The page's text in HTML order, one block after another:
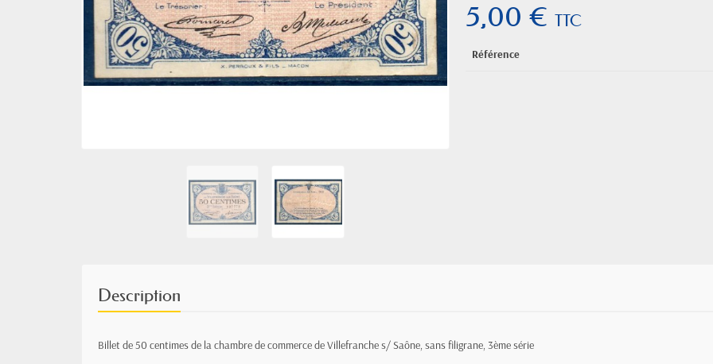
5,00 €TTC
Référence
Description
Billet de 50 centimes de la chambre de commerce de Villefranche s/ Saône, sans filigrane, 3ème série